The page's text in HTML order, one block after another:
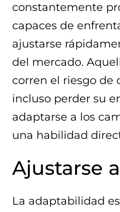
constantemente
capaces de
ajustarse
del mercado.
corren el riesgo de
incluso perder su
adaptarse a los
una habilidad
Ajustarse
La adaptabilidad